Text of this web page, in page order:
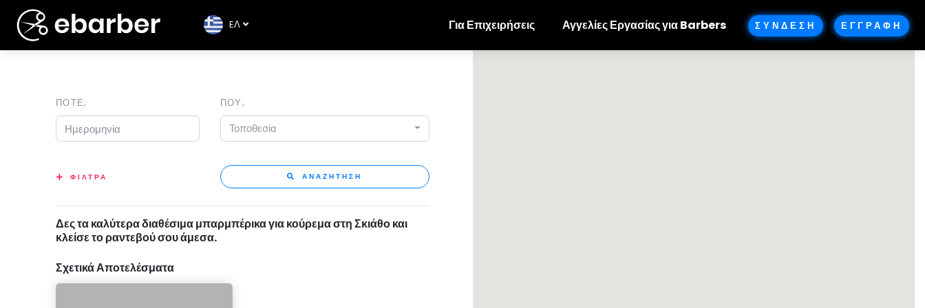
EΛ Για Επιχειρήσεις Αγγελίες Εργασίας για Barbers ΣΥΝΔΕΣΗ ΕΓΓΡΑΦΗ
ΠΟΤΕ; ΠΟΥ;
Τοποθεσία
ΦΙΛΤΡΑ ΑΝΑΖΗΤΗΣΗ
Δες τα καλύτερα διαθέσιμα μπαρμπέρικα για κούρεμα στη Σκιάθο και
κλείσε το ραντεβού σου άμεσα.
Σχετικά Αποτελέσματα